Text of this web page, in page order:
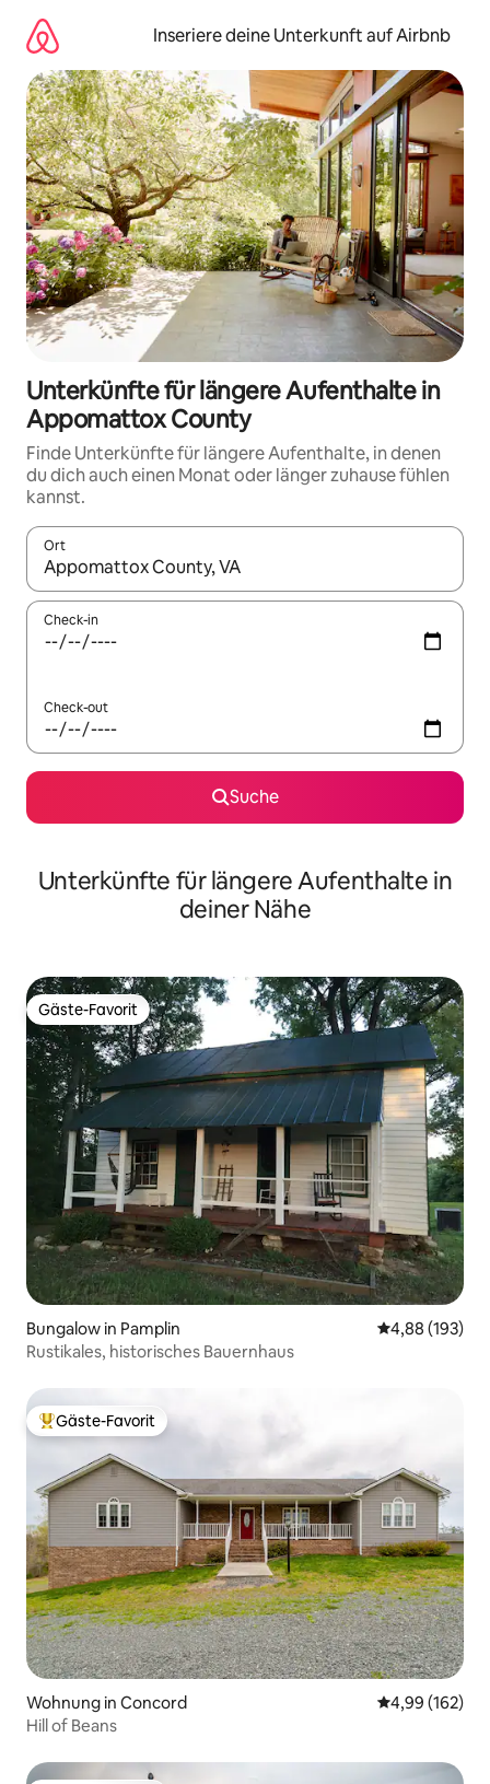
Inhalten
springen
Inseriere deine Unterkunft auf Airbnb
Unterkünfte für längere Aufenthalte in
Appomattox County
Finde Unterkünfte für längere Aufenthalte, in denen
du dich auch einen Monat oder länger zuhause fühlen
kannst.
Ort
Wenn Ergebnisse verfügbar sind, navigiere mit den
Check-in
Check-out
Suche
Unterkünfte für längere Aufenthalte in
deiner Nähe
Gäste-Favorit
Gäste-Favorit
Bungalow in Pamplin
4,88 (193)
Rustikales, historisches Bauernhaus
Beliebter Gäste-Favorit.
Gäste-Favorit
Wohnung in Concord
4,99 (162)
Hill of Beans